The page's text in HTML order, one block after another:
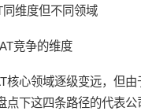
同维度但不同领域
竞争的维度
核心领域逐级变远，但
下这四条路径的代表公